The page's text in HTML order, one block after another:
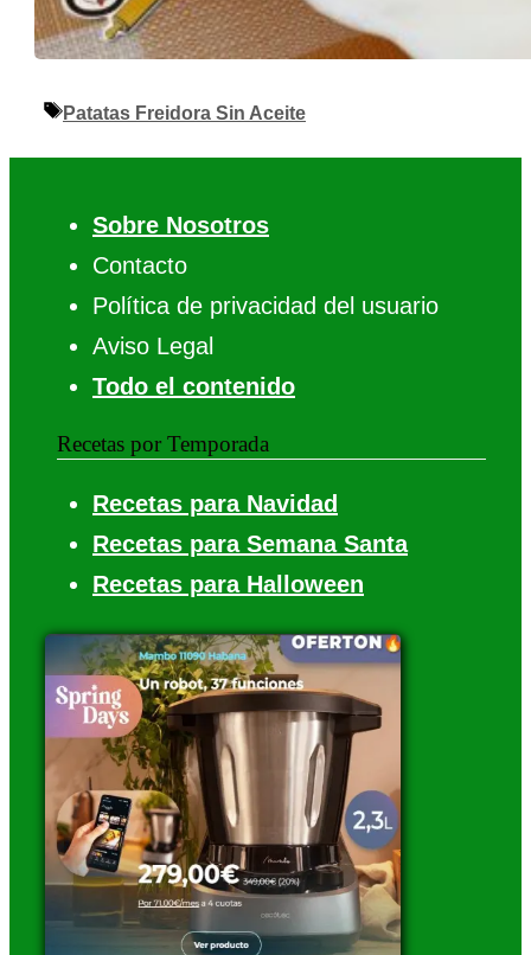
Etiquetas
Patatas Freidora Sin Aceite
Sobre Nosotros
Contacto
Política de privacidad del usuario
Aviso Legal
Todo el contenido
Recetas por Temporada
Recetas para Navidad
Recetas para Semana Santa
Recetas para Halloween